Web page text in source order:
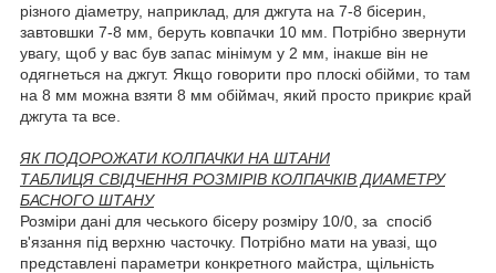
різного діаметру, наприклад, для джгута на 7-8 бісерин,
завтовшки 7-8 мм, беруть ковпачки 10 мм. Потрібно звернути
увагу, щоб у вас був запас мінімум у 2 мм, інакше він не
одягнеться на джгут. Якщо говорити про плоскі обійми, то там
на 8 мм можна взяти 8 мм обіймач, який просто прикриє край
джгута та все.
ЯК ПОДОРОЖАТИ КОЛПАЧКИ НА ШТАНИ
ТАБЛИЦЯ СВІДЧЕННЯ РОЗМІРІВ КОЛПАЧКІВ ДИАМЕТРУ
БАСНОГО ШТАНУ
Розміри дані для чеського бісеру розміру 10/0, за спосіб
в'язання під верхню часточку. Потрібно мати на увазі, що
представлені параметри конкретного майстра, щільність